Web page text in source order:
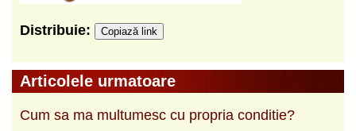
Distribuie: Copiază link
Articolele urmatoare
Cum sa ma multumesc cu propria conditie?